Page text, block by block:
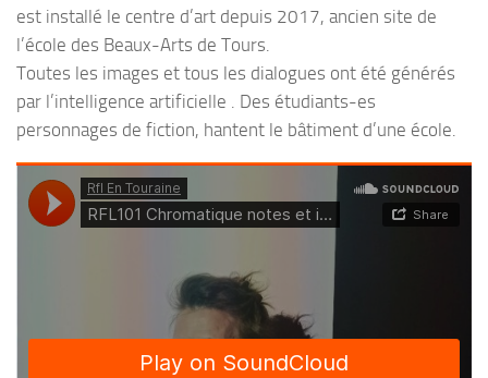
est installé le centre d’art depuis 2017, ancien site de
l’école des Beaux-Arts de Tours.
Toutes les images et tous les dialogues ont été générés
par l’intelligence artificielle . Des étudiants-es
personnages de fiction, hantent le bâtiment d’une école.